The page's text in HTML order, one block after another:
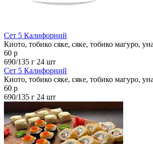
Сет 5 Калифорний
Киото, тобико сяке, сяке, тобико магуро,
60 р
690/135 г 24 шт
Сет 5 Калифорний
Киото, тобико сяке, сяке, тобико магуро,
60 р
690/135 г 24 шт